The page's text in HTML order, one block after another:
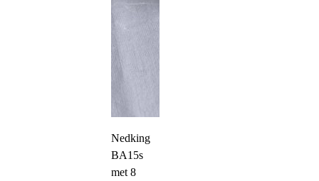
Nedking
BA15s
met 8